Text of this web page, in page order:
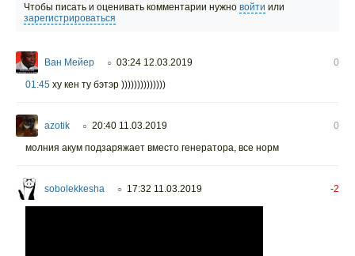
Чтобы писать и оценивать комментарии нужно войти или
зарегистрироваться
Ван Мейер ○ 03:24 12.03.2019
0
01:45 ху кен ту бэтэр ))))))))))))))
azotik ○ 20:40 11.03.2019
0
молния акум подзаряжает вместо генератора, все норм
sobolekkesha ○ 17:32 11.03.2019 -2